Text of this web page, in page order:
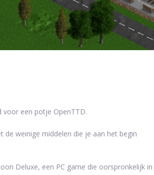
voor een potje OpenTTD.
weinige middelen die je aan het begin
Deluxe, een PC game die oorspronkelijk in